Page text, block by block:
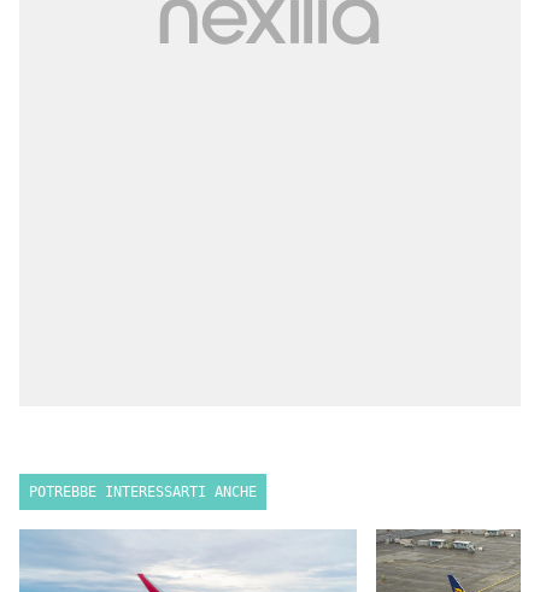
POTREBBE INTERESSARTI ANCHE